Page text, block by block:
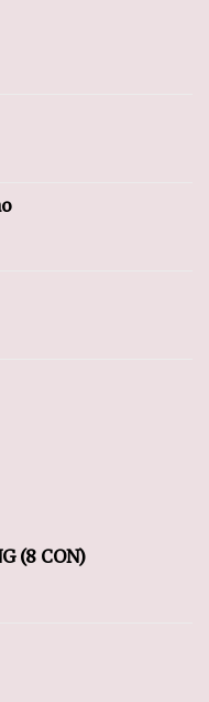
(8 CON)